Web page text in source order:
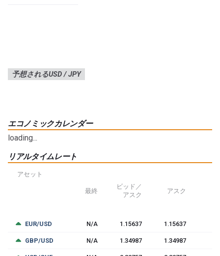
予想されるUSD / JPY
エコノミックカレンダー
loading...
リアルタイムレート
アセット
最終
ビッド／
アスク
アスク
EUR/USD N/A 1.15637 1.15637
GBP/USD N/A 1.34987 1.34987